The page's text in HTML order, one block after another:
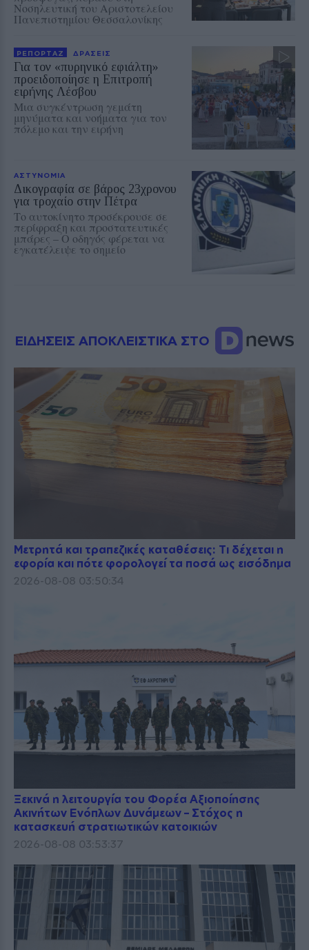
Νοσηλευτική του Αριστοτελείου
Πανεπιστημίου Θεσσαλονίκης
ΡΕΠΟΡΤΑΖ ΔΡΑΣΕΙΣ
Για τον «πυρηνικό εφιάλτη»
προειδοποίησε η Επιτροπή
ειρήνης Λέσβου
Μια συγκέντρωση γεμάτη
μηνύματα και νοήματα για τον
πόλεμο και την ειρήνη
ΑΣΤΥΝΟΜΙΑ
Δικογραφία σε βάρος 23χρονου
για τροχαίο στην Πέτρα
Το αυτοκίνητο προσέκρουσε σε
περίφραξη και προστατευτικές
μπάρες – Ο οδηγός φέρεται να
εγκατέλειψε το σημείο
ΕΙΔΗΣΕΙΣ ΑΠΟΚΛΕΙΣΤΙΚΑ ΣΤΟ
Μετρητά και τραπεζικές καταθέσεις: Τι δέχεται η
εφορία και πότε φορολογεί τα ποσά ως εισόδημα
2026-08-08 03:50:34
Ξεκινά η λειτουργία του Φορέα Αξιοποίησης
Ακινήτων Ενόπλων Δυνάμεων – Στόχος η
κατασκευή στρατιωτικών κατοικιών
2026-08-08 03:53:37